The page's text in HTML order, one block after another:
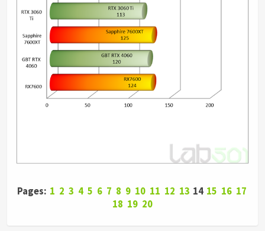
Pages: 1 2 3 4 5 6 7 8 9 10 11 12 13 14 15 16 17
18 19 20